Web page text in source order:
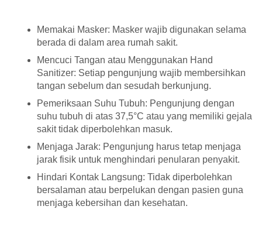
Memakai Masker: Masker wajib digunakan selama
berada di dalam area rumah sakit.
Mencuci Tangan atau Menggunakan Hand
Sanitizer: Setiap pengunjung wajib membersihkan
tangan sebelum dan sesudah berkunjung.
Pemeriksaan Suhu Tubuh: Pengunjung dengan
suhu tubuh di atas 37,5°C atau yang memiliki gejala
sakit tidak diperbolehkan masuk.
Menjaga Jarak: Pengunjung harus tetap menjaga
jarak fisik untuk menghindari penularan penyakit.
Hindari Kontak Langsung: Tidak diperbolehkan
bersalaman atau berpelukan dengan pasien guna
menjaga kebersihan dan kesehatan.